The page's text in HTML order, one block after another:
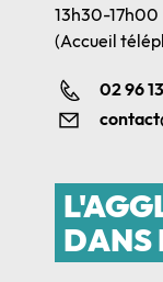
13h30-17h00
(Accueil
02 96
DANS